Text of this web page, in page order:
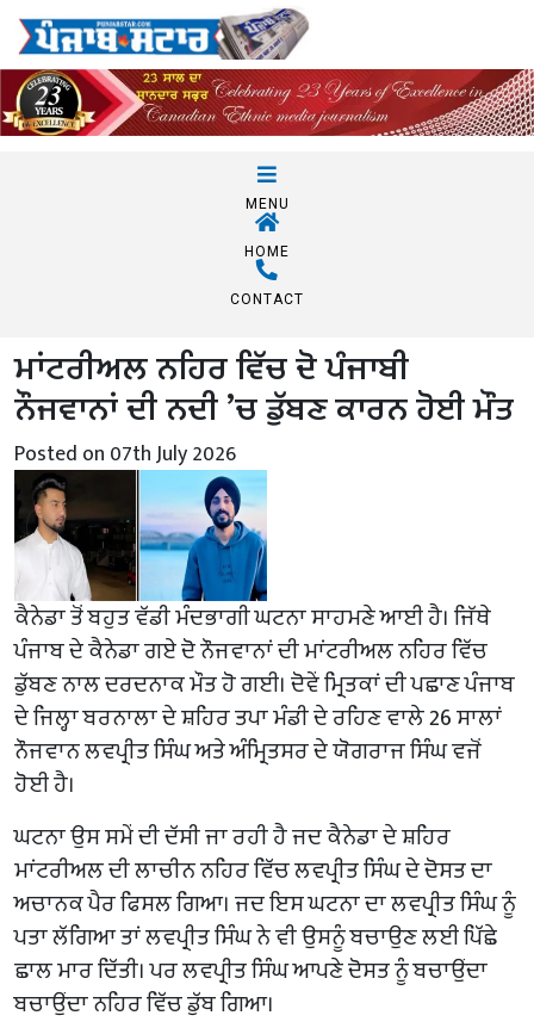
MENU
HOME
CONTACT
ਮਾਂਟਰੀਅਲ ਨਹਿਰ ਵਿੱਚ ਦੋ ਪੰਜਾਬੀ
ਨੌਜਵਾਨਾਂ ਦੀ ਨਦੀ ’ਚ ਡੁੱਬਣ ਕਾਰਨ ਹੋਈ ਮੌਤ
Posted on 07th July 2026
ਕੈਨੇਡਾ ਤੋਂ ਬਹੁਤ ਵੱਡੀ ਮੰਦਭਾਗੀ ਘਟਨਾ ਸਾਹਮਣੇ ਆਈ ਹੈ। ਜਿੱਥੇ
ਪੰਜਾਬ ਦੇ ਕੈਨੇਡਾ ਗਏ ਦੋ ਨੌਜਵਾਨਾਂ ਦੀ ਮਾਂਟਰੀਅਲ ਨਹਿਰ ਵਿੱਚ
ਡੁੱਬਣ ਨਾਲ ਦਰਦਨਾਕ ਮੌਤ ਹੋ ਗਈ। ਦੋਵੇਂ ਮ੍ਰਿਤਕਾਂ ਦੀ ਪਛਾਣ ਪੰਜਾਬ
ਦੇ ਜਿਲ੍ਹਾ ਬਰਨਾਲਾ ਦੇ ਸ਼ਹਿਰ ਤਪਾ ਮੰਡੀ ਦੇ ਰਹਿਣ ਵਾਲੇ 26 ਸਾਲਾਂ
ਨੌਜਵਾਨ ਲਵਪ੍ਰੀਤ ਸਿੰਘ ਅਤੇ ਅੰਮ੍ਰਿਤਸਰ ਦੇ ਯੋਗਰਾਜ ਸਿੰਘ ਵਜੋਂ
ਹੋਈ ਹੈ।
ਘਟਨਾ ਉਸ ਸਮੇਂ ਦੀ ਦੱਸੀ ਜਾ ਰਹੀ ਹੈ ਜਦ ਕੈਨੇਡਾ ਦੇ ਸ਼ਹਿਰ
ਮਾਂਟਰੀਅਲ ਦੀ ਲਾਚੀਨ ਨਹਿਰ ਵਿੱਚ ਲਵਪ੍ਰੀਤ ਸਿੰਘ ਦੇ ਦੋਸਤ ਦਾ
ਅਚਾਨਕ ਪੈਰ ਫਿਸਲ ਗਿਆ। ਜਦ ਇਸ ਘਟਨਾ ਦਾ ਲਵਪ੍ਰੀਤ ਸਿੰਘ ਨੂੰ
ਪਤਾ ਲੱਗਿਆ ਤਾਂ ਲਵਪ੍ਰੀਤ ਸਿੰਘ ਨੇ ਵੀ ਉਸਨੂੰ ਬਚਾਉਣ ਲਈ ਪਿੱਛੇ
ਛਾਲ ਮਾਰ ਦਿੱਤੀ। ਪਰ ਲਵਪ੍ਰੀਤ ਸਿੰਘ ਆਪਣੇ ਦੋਸਤ ਨੂੰ ਬਚਾਉਂਦਾ
ਬਚਾਉਂਦਾ ਨਹਿਰ ਵਿੱਚ ਡੁੱਬ ਗਿਆ।